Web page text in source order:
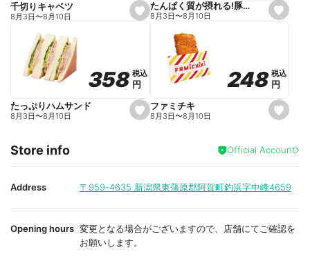
e
e
s
e
o
r
i
e
千切りキャベツ
8月3日〜8月10日
s
e
o
r
i
e
たんぱく質が摂れる!豚しゃぶのパスタサラダ
8月3日〜8月10日
s
e
i
t
358
358税込
税込
円
円
たっぷりハムサンド
8月3日〜8月10日
s
e
a
i
t
248
248 税込
税込
円
円
ファミチキ
8月3日〜8月10日
Store info Official Account
Address 〒959-4635 新潟県東蒲原郡阿賀町釣浜字中峰4659
Opening hours 変更となる場合がございますので、店舗にてご確認を
お願いします。